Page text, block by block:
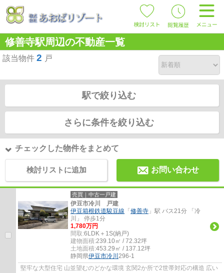
修善寺駅周辺の不動産一覧
該当物件 2 戸
駅で絞り込む
さらに条件を絞り込む
チェックした物件をまとめて
検討リストに追加 お問い合わせ
売買｜中古一戸建
伊豆市冷川 戸建
伊豆箱根鉄道駿豆線 「修善寺 」駅 バス21分 「冷
川」 停歩1分
1,780万円
間取:6LDK＋1S(納戸)
建物面積:239.10㎡ / 72.32坪
土地面積:453.29㎡ / 137.12坪
静岡県伊豆市冷川 296-1
堅牢な大型住宅 山並望むのどかな環境 玄関2か所で2世帯対応の構造 広い